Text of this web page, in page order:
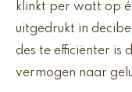
klinkt per watt op
uitgedrukt in
des te efficiënter is
vermogen naar